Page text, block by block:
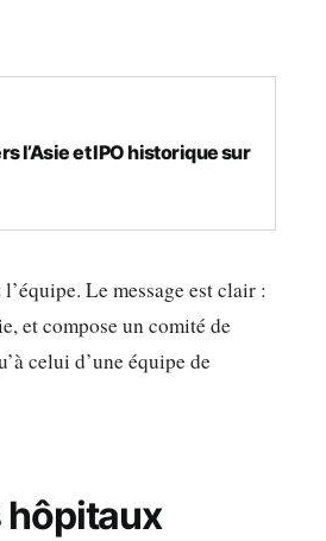
l’Asie et IPO historique sur
Le message est clair :
et compose un comité de
celui d’une équipe de
hôpitaux